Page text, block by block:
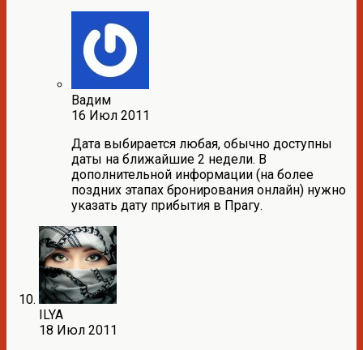
Вадим
16 Июл 2011
Дата выбирается любая, обычно доступны
даты на ближайшие 2 недели. В
дополнительной информации (на более
поздних этапах бронирования онлайн) нужно
указать дату прибытия в Прагу.
ILYA
18 Июл 2011